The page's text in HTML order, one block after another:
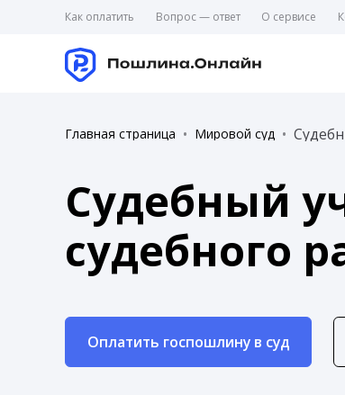
Как оплатить Вопрос — ответ О сервисе
Главная страница Мировой суд
Судебный
судебного
Оплатить госпошлину в суд